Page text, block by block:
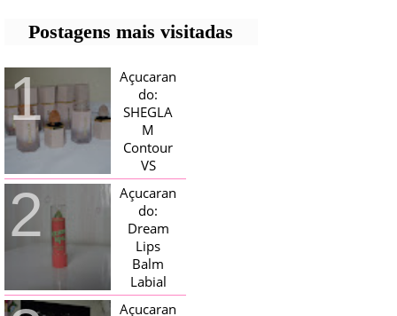
Postagens mais visitadas
Açucaran
do:
SHEGLA
M
Contour
VS
Bronzer!
HELLO AÇUCARADAS, E NESTE
MÊS CHEGOU AQUI EM CASA UMA
CAIXA RECHEADA DE SHEGLAM,
TINHA BLUSH, ILUMINADORES E
TODOS OS BRONZER E
CONTORNOS ...
Açucaran
do:
Dream
Lips
Balm
Labial
Magico
Açucaran